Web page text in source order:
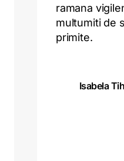
ramana
multumiti de
primite.
Isabela